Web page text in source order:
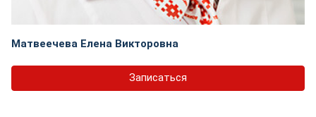
Матвеечева Елена Викторовна
Записаться